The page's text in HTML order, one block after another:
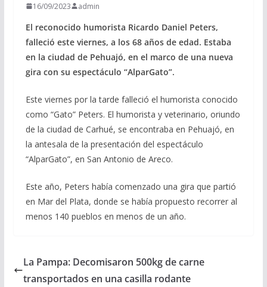
16/09/2023 admin
El reconocido humorista Ricardo Daniel Peters,
falleció este viernes, a los 68 años de edad. Estaba
en la ciudad de Pehuajó, en el marco de una nueva
gira con su espectáculo “AlparGato”.
Este viernes por la tarde falleció el humorista conocido
como “Gato” Peters. El humorista y veterinario, oriundo
de la ciudad de Carhué, se encontraba en Pehuajó, en
la antesala de la presentación del espectáculo
“AlparGato”, en San Antonio de Areco.
Este año, Peters había comenzado una gira que partió
en Mar del Plata, donde se había propuesto recorrer al
menos 140 pueblos en menos de un año.
La Pampa: Decomisaron 500kg de carne
transportados en una casilla rodante